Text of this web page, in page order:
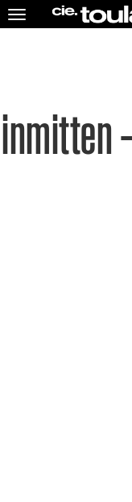
Toggle
navigation
inmitten